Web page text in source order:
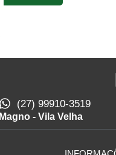
(27) 99910-3519
Magno - Vila Velha